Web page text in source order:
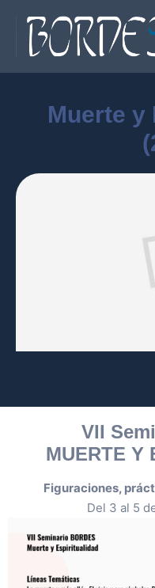
Muerte y
VII
MUERTE Y
Figuraciones,
Del 3 al 5